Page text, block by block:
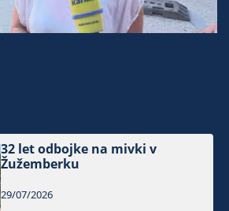
32 let odbojke na mivki v
Žužemberku
29/07/2026